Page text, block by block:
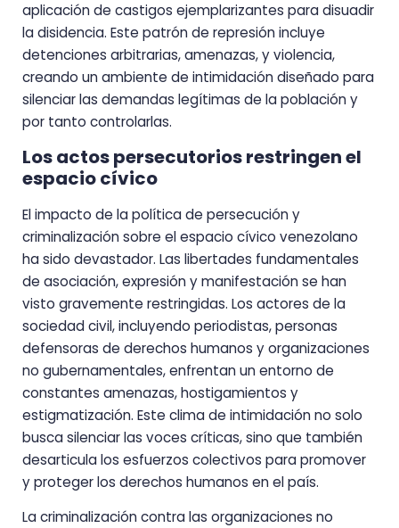
aplicación de castigos ejemplarizantes para disuadir
la disidencia. Este patrón de represión incluye
detenciones arbitrarias, amenazas, y violencia,
creando un ambiente de intimidación diseñado para
silenciar las demandas legítimas de la población y
por tanto controlarlas.
Los actos persecutorios restringen el
espacio cívico
El impacto de la política de persecución y
criminalización sobre el espacio cívico venezolano
ha sido devastador. Las libertades fundamentales
de asociación, expresión y manifestación se han
visto gravemente restringidas. Los actores de la
sociedad civil, incluyendo periodistas, personas
defensoras de derechos humanos y organizaciones
no gubernamentales, enfrentan un entorno de
constantes amenazas, hostigamientos y
estigmatización. Este clima de intimidación no solo
busca silenciar las voces críticas, sino que también
desarticula los esfuerzos colectivos para promover
y proteger los derechos humanos en el país.
La criminalización contra las organizaciones no